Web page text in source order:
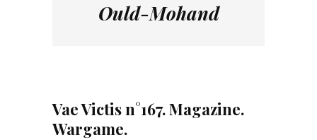
Ould-Mohand
Vae Victis n°167. Magazine.
Wargame.